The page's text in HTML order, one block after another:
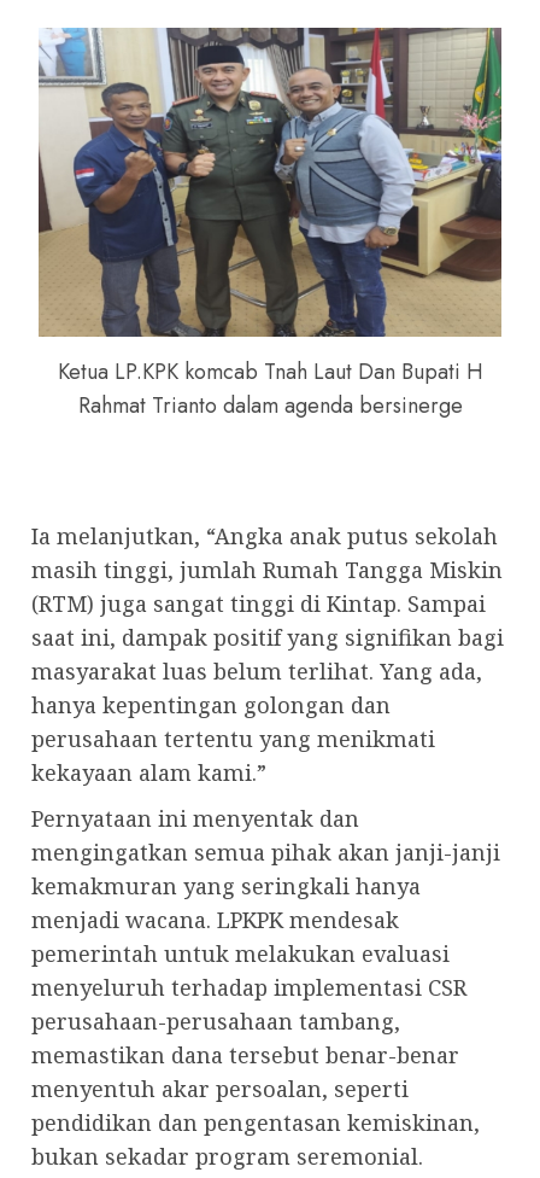
Ketua LP.KPK komcab Tnah Laut Dan Bupati H
Rahmat Trianto dalam agenda bersinerge
Ia melanjutkan, “Angka anak putus sekolah
masih tinggi, jumlah Rumah Tangga Miskin
(RTM) juga sangat tinggi di Kintap. Sampai
saat ini, dampak positif yang signifikan bagi
masyarakat luas belum terlihat. Yang ada,
hanya kepentingan golongan dan
perusahaan tertentu yang menikmati
kekayaan alam kami.”
Pernyataan ini menyentak dan
mengingatkan semua pihak akan janji-janji
kemakmuran yang seringkali hanya
menjadi wacana. LPKPK mendesak
pemerintah untuk melakukan evaluasi
menyeluruh terhadap implementasi CSR
perusahaan-perusahaan tambang,
memastikan dana tersebut benar-benar
menyentuh akar persoalan, seperti
pendidikan dan pengentasan kemiskinan,
bukan sekadar program seremonial.